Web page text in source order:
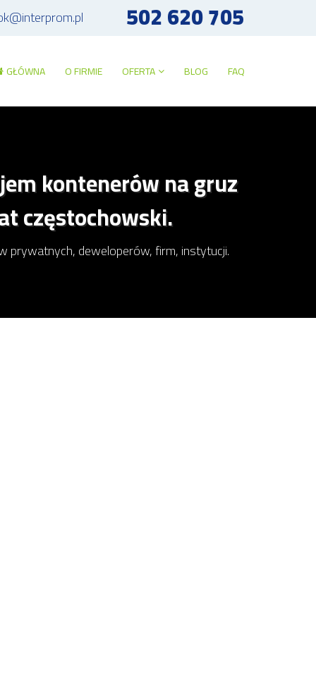
502 620 705
GŁÓWNA O FIRMIE OFERTA BLOG FAQ
kontenerów na gruz
częstochowski.
prywatnych, deweloperów, firm, instytucji.